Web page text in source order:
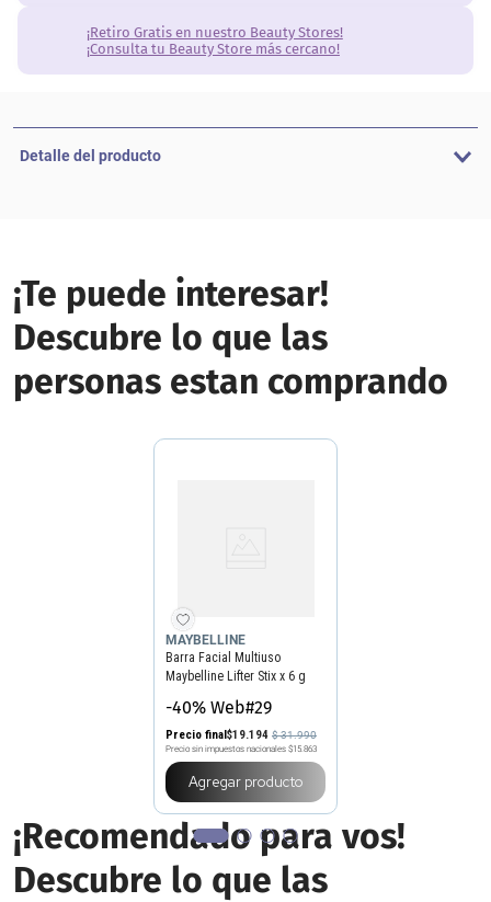
¡Retiro Gratis en nuestro Beauty Stores!
¡Consulta tu Beauty Store más cercano!
Detalle del producto
¡Te puede interesar!
Descubre lo que las
personas estan comprando
MAYBELLINE
Barra Facial Multiuso
Maybelline Lifter Stix x 6 g
-40% Web#29
Precio final$19.194 $31.990
Precio sin impuestos nacionales $15.863
Agregar producto
¡Recomendado para vos!
Descubre lo que las